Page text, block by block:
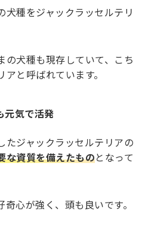
犬種をジャックラッセルテリ
の犬種も現存していて、こち
と呼ばれています。
元気で活発
たジャックラッセルテリアの
な資質を備えたものとなって
心が強く、頭も良いです。